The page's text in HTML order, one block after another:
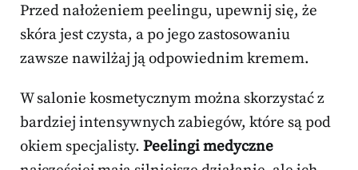
Przed nałożeniem peelingu, upewnij się, że
skóra jest czysta, a po jego zastosowaniu
zawsze nawilżaj ją odpowiednim kremem.
W salonie kosmetycznym można skorzystać z
bardziej intensywnych zabiegów, które są pod
okiem specjalisty. Peelingi medyczne